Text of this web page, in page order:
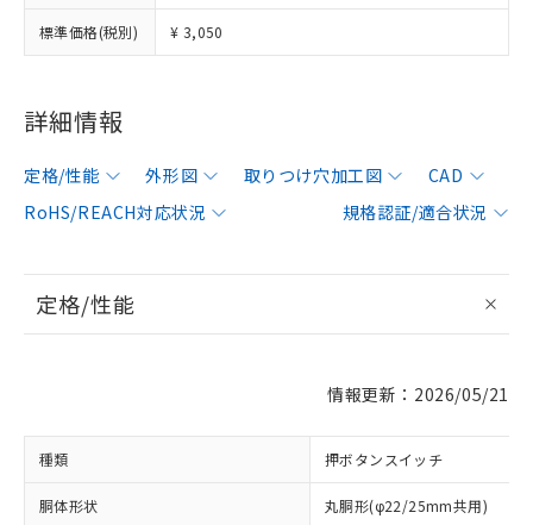
標準価格(税別) ¥ 3,050
詳細情報
定格/性能 外形図 取りつけ穴加工図
CAD
RoHS/REACH対応状況
規格認証/適合状況
定格/性能
情報更新：2026/05/21
種類 押ボタンスイッチ
胴体形状 丸胴形(φ22/25mm共用)